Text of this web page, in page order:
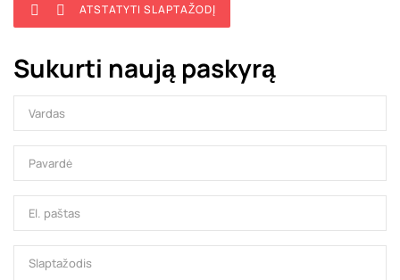
  ATSTATYTI SLAPTAŽODĮ
Sukurti naują paskyrą